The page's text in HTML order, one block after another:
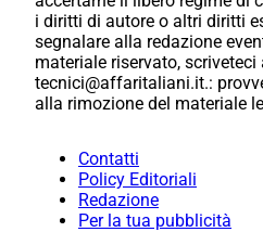
i diritti di autore o altri diritti
segnalare alla redazione
materiale riservato, scriveteci
tecnici@affaritaliani.it.:
alla rimozione del materiale
Contatti
Policy Editoriali
Redazione
Per la tua pubblicità